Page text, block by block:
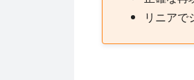
リニアで